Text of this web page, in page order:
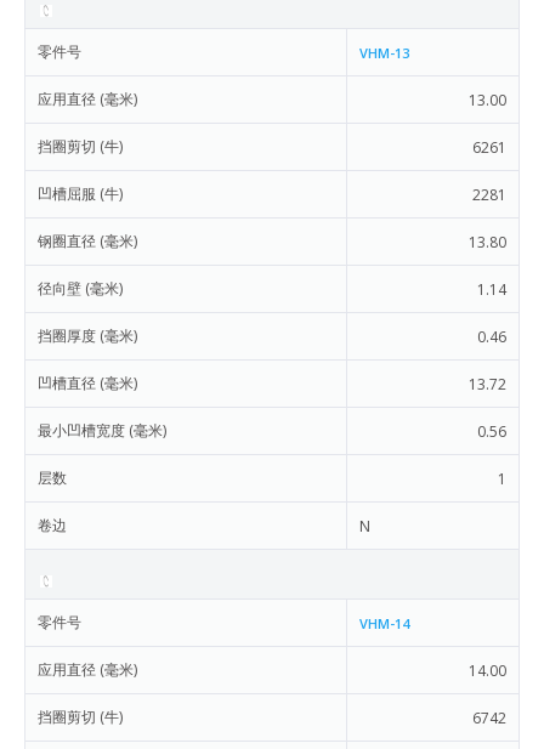
零件号 VHM-13
应用直径 (毫米) 13.00
挡圈剪切 (牛) 6261
凹槽屈服 (牛) 2281
钢圈直径 (毫米) 13.80
径向壁 (毫米) 1.14
挡圈厚度 (毫米) 0.46
凹槽直径 (毫米) 13.72
最小凹槽宽度 (毫米) 0.56
层数 1
卷边 N
零件号 VHM-14
应用直径 (毫米) 14.00
挡圈剪切 (牛) 6742